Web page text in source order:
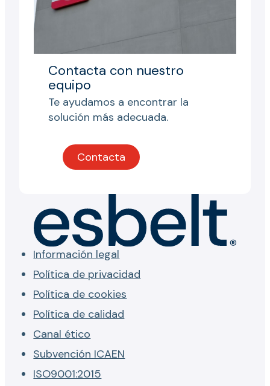
Contacta con nuestro
equipo
Te ayudamos a encontrar la
solución más adecuada.
Contacta
Información legal
Política de privacidad
Política de cookies
Política de calidad
Canal ético
Subvención ICAEN
ISO9001:2015